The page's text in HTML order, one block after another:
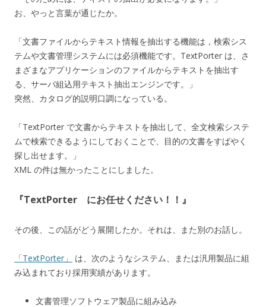
お、やっと言葉が通じたか。
「文書ファイルからテキスト情報を抽出する機能は，検索シス
テムや文書管理システムには必須機能です。TextPorter は、さ
まざまなアプリケーションのファイルからテキストを抽出す
る、サーバ組込用テキスト抽出エンジンです。」
突然、カタログ的説明口調になっている。
「TextPorter で文書からテキストを抽出して、全文検索システ
ムで検索できるようにしておくことで、目的の文書をすばやく
探し出せます。」
XML の件は無かったことにしました。
『TextPorter にお任せください！！』
その後、この話がどう展開したか。それは、また別のお話し。
「TextPorter」
は、次のようなシステム、または汎用製品に組
み込まれており採用実績があります。
文書管理ソフトウェア製品に組み込み